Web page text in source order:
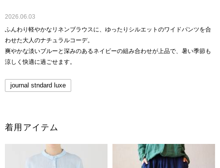
2026.06.03
ふんわり軽やかなリネンブラウスに、ゆったりシルエットのワイドパンツを合
わせた大人のナチュラルコーデ。
爽やかな淡いブルーと深みのあるネイビーの組み合わせが上品で、暑い季節も
涼しく快適に過ごせます。
journal stndard luxe
着用アイテム